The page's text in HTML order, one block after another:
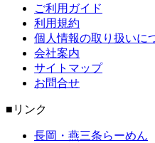
ご利用ガイド
利用規約
個人情報の取り扱いに
会社案内
サイトマップ
お問合せ
■リンク
長岡・燕三条らーめん